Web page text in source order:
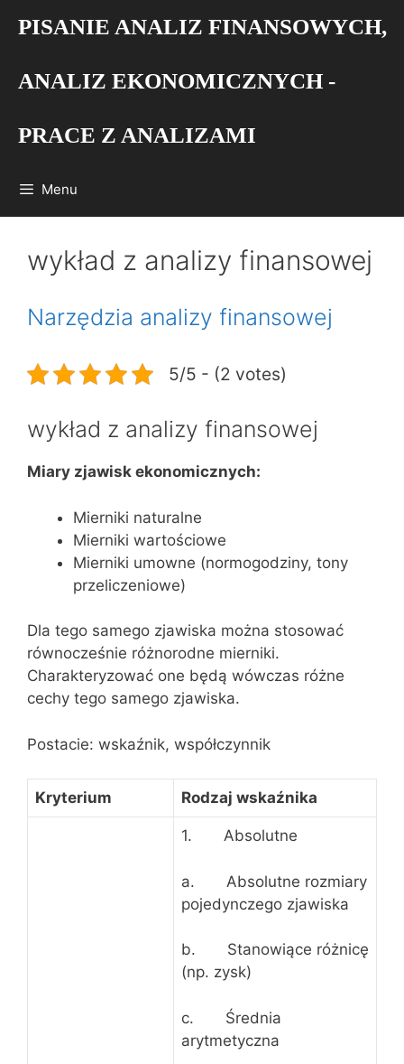
PISANIE ANALIZ FINANSOWYCH,
ANALIZ EKONOMICZNYCH -
PRACE Z ANALIZAMI
Menu
wykład z analizy finansowej
Narzędzia analizy finansowej
5/5 - (2 votes)
wykład z analizy finansowej
Miary zjawisk ekonomicznych:
Mierniki naturalne
Mierniki wartościowe
Mierniki umowne (normogodziny, tony
przeliczeniowe)
Dla tego samego zjawiska można stosować
równocześnie różnorodne mierniki.
Charakteryzować one będą wówczas różne
cechy tego samego zjawiska.
Postacie: wskaźnik, współczynnik
Kryterium Rodzaj wskaźnika
1. Absolutne
a. Absolutne rozmiary
pojedynczego zjawiska
b. Stanowiące różnicę
(np. zysk)
c. Średnia
arytmetyczna